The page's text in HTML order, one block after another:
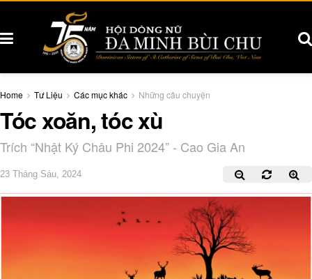
Home Tư Liệu Các mục khác Những câu chuyện
Tóc xoăn, tóc xù
Trích “Nhật Ký Châu Phi 2024” - Cao Gia An
23 Tháng Sáu, 2024